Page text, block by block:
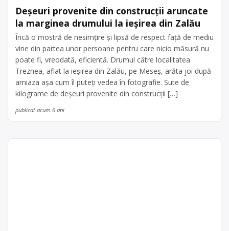
Deșeuri provenite din construcții aruncate
la marginea drumului la ieșirea din Zalău
Încă o mostră de nesimțire și lipsă de respect față de mediu
vine din partea unor persoane pentru care nicio măsură nu
poate fi, vreodată, eficientă. Drumul către localitatea
Treznea, aflat la ieșirea din Zalău, pe Meseș, arăta joi după-
amiaza așa cum îl puteți vedea în fotografie. Sute de
kilograme de deșeuri provenite din construcții […]
publicat acum 6 ani